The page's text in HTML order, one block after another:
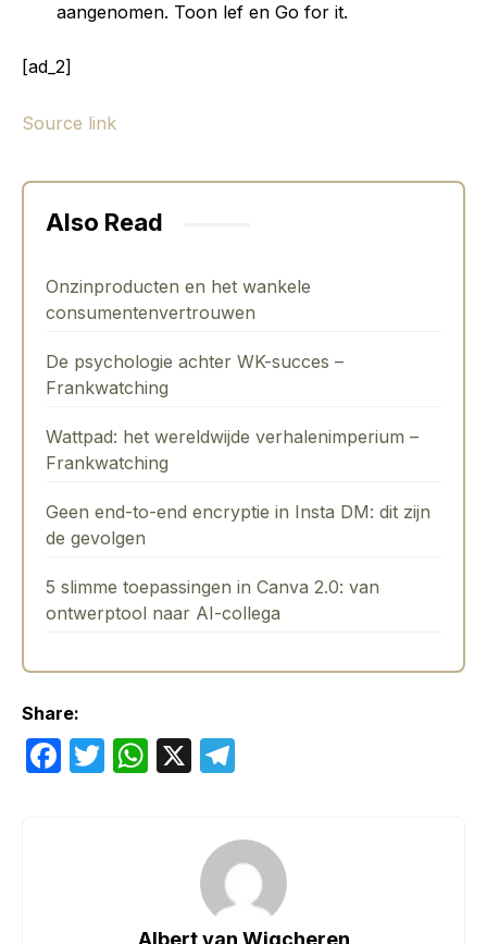
aangenomen. Toon lef en Go for it.
[ad_2]
Source link
Also Read
Onzinproducten en het wankele
consumentenvertrouwen
De psychologie achter WK-succes –
Frankwatching
Wattpad: het wereldwijde verhalenimperium –
Frankwatching
Geen end-to-end encryptie in Insta DM: dit zijn
de gevolgen
5 slimme toepassingen in Canva 2.0: van
ontwerptool naar AI-collega
Share:
F
T
W
p
X
gr
a
m
Albert van Wigcheren